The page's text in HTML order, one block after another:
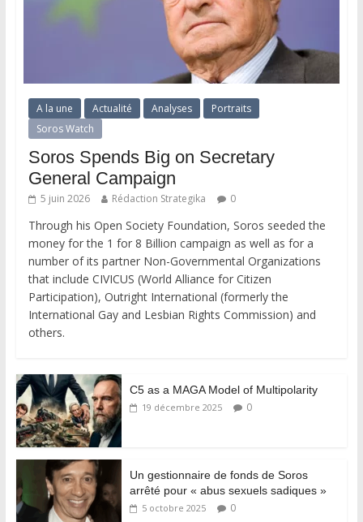
A la une Actualité Analyses
Portraits
Soros Watch
Soros Spends Big on Secretary
General Campaign
5 juin 2026 Rédaction Strategika 0
Through his Open Society Foundation, Soros seeded the
money for the 1 for 8 Billion campaign as well as for a
number of its partner Non-Governmental Organizations
that include CIVICUS (World Alliance for Citizen
Participation), Outright International (formerly the
International Gay and Lesbian Rights Commission) and
others.
C5 as a MAGA Model of Multipolarity
19 décembre 2025 0
Un gestionnaire de fonds de Soros
arrêté pour « abus sexuels sadiques »
5 octobre 2025 0